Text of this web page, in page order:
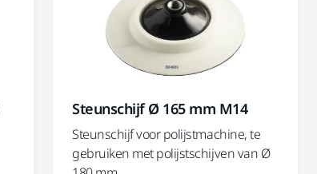
Steunschijf Ø 165 mm M14
Steunschijf voor polijstmachine, te
gebruiken met polijstschijven van Ø